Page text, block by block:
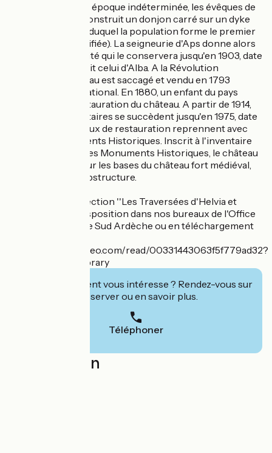
Le château : A une époque indéterminée, les évêques de
Viviers auraient construit un donjon carré sur un dyke
basaltique autour duquel la population forme le premier
castrum (ville fortifiée). La seigneurie d'Aps donne alors
son nom à la localité qui le conservera jusqu'en 1903, date
à laquelle elle reprit celui d'Alba. A la Révolution
française, le château est saccagé et vendu en 1793
comme un bien national. En 1880, un enfant du pays
entreprend la restauration du château. A partir de 1914,
plusieurs propriétaires se succèdent jusqu'en 1975, date
à laquelle les travaux de restauration reprennent avec
l'aide des Monuments Historiques. Inscrit à l'inventaire
supplémentaire des Monuments Historiques, le château
actuel, implanté sur les bases du château fort médiéval,
en conserve la substructure.
Le livret de la collection ''Les Traversées d'Helvia et
Berguise'' est à disposition dans nos bureaux de l'Office
de Tourisme Porte Sud Ardèche ou en téléchargement
https://www.calameo.com/read/00331443063f5f779ad32?
trackersource=library
Cet établissement vous intéresse ? Rendez-vous sur
leur site pour réserver ou en savoir plus.
Téléphoner
Localisation